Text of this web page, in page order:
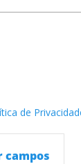
de
campos